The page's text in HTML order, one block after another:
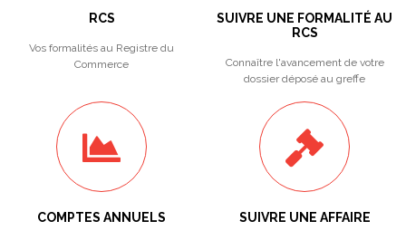
RCS
Vos formalités au Registre du
Commerce
SUIVRE UNE FORMALITÉ AU
RCS
Connaître l'avancement de votre
dossier déposé au greffe
COMPTES ANNUELS SUIVRE UNE AFFAIRE